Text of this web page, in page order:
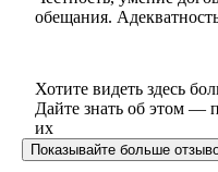
обещания.
Хотите видеть здесь
Дайте знать об этом —
их
Показывайте больше